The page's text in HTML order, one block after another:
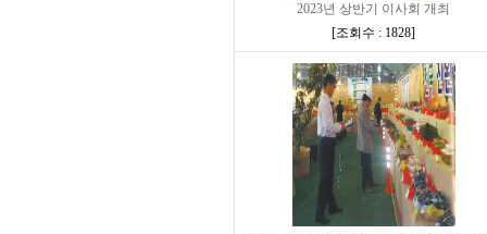
2023년 상반기 이사회 개최
[조회수 : 1828]